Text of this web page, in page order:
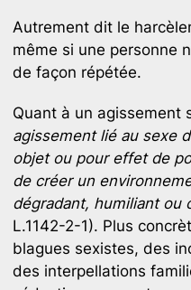
Autrement dit le
même si une personne
de façon répétée.
Quant à un agissement
agissement lié au sexe
objet ou pour effet de
de créer un
dégradant, humiliant ou
L.1142-2-1). Plus
blagues sexistes, des
des interpellations